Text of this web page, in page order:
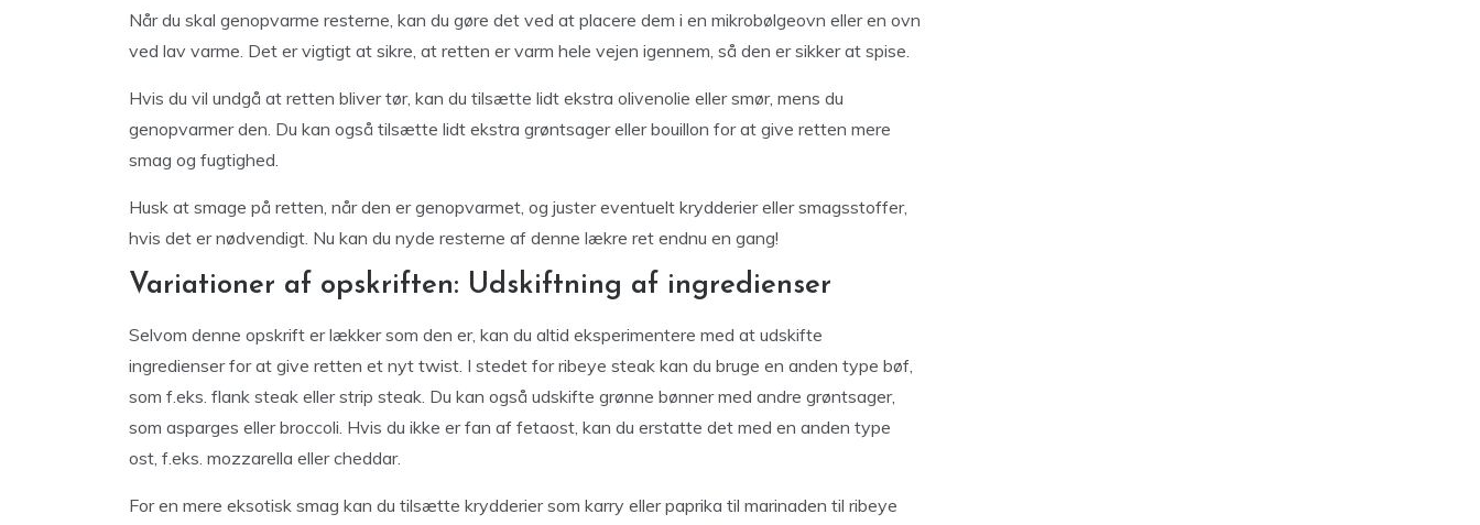
Når du skal genopvarme resterne, kan du gøre det ved at placere dem i en mikrobølgeovn eller en ovn
ved lav varme. Det er vigtigt at sikre, at retten er varm hele vejen igennem, så den er sikker at spise.
Hvis du vil undgå at retten bliver tør, kan du tilsætte lidt ekstra olivenolie eller smør, mens du
genopvarmer den. Du kan også tilsætte lidt ekstra grøntsager eller bouillon for at give retten mere
smag og fugtighed.
Husk at smage på retten, når den er genopvarmet, og juster eventuelt krydderier eller smagsstoffer,
hvis det er nødvendigt. Nu kan du nyde resterne af denne lækre ret endnu en gang!
Variationer af opskriften: Udskiftning af ingredienser
Selvom denne opskrift er lækker som den er, kan du altid eksperimentere med at udskifte
ingredienser for at give retten et nyt twist. I stedet for ribeye steak kan du bruge en anden type bøf,
som f.eks. flank steak eller strip steak. Du kan også udskifte grønne bønner med andre grøntsager,
som asparges eller broccoli. Hvis du ikke er fan af fetaost, kan du erstatte det med en anden type
ost, f.eks. mozzarella eller cheddar.
For en mere eksotisk smag kan du tilsætte krydderier som karry eller paprika til marinaden til ribeye